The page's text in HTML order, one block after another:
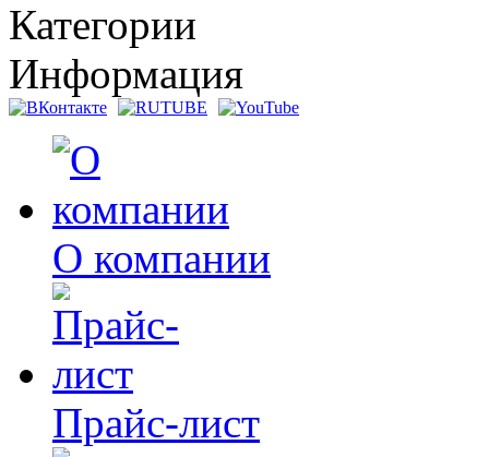
Категории
Информация
О компании
Прайс-лист